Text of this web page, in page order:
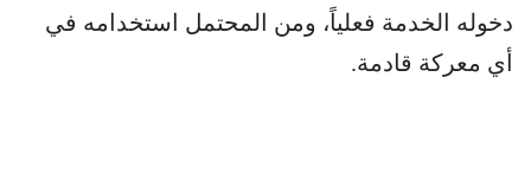
دخوله الخدمة فعلياً، ومن المحتمل استخدامه في
أي معركة قادمة.